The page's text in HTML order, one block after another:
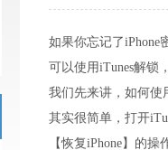
如果你忘记了iPhone
可以使用iTunes解锁
我们先来讲，如何使
其实很简单，打开
【恢复iPhone】的